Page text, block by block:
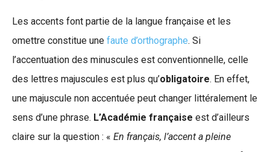
Les accents font partie de la langue française et les
omettre constitue une faute d’orthographe. Si
l’accentuation des minuscules est conventionnelle, celle
des lettres majuscules est plus qu’obligatoire. En effet,
une majuscule non accentuée peut changer littéralement le
sens d’une phrase. L’Académie française est d’ailleurs
claire sur la question : « En français, l’accent a pleine